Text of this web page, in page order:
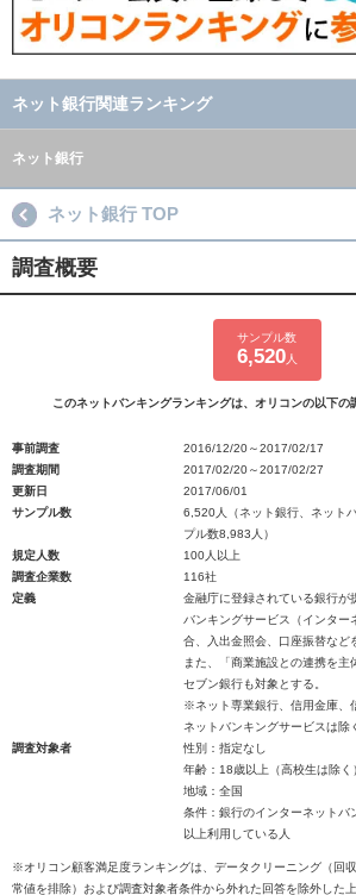
ネット銀行関連ランキング
ネット銀行
ネット銀行 TOP
調査概要
サンプル数
6,520人
このネットバンキングランキングは、オリコンの以下の
事前調査
2016/12/20～2017/02/17
調査期間
2017/02/20～2017/02/27
更新日
2017/06/01
サンプル数
6,520人（ネット銀行、ネット
プル数8,983人）
規定人数
100人以上
調査企業数
116社
定義
金融庁に登録されている銀行が
バンキングサービス（インター
合、入出金照会、口座振替など
また、「商業施設との連携を主
セブン銀行も対象とする。
※ネット専業銀行、信用金庫、
ネットバンキングサービスは除
調査対象者
性別：指定なし
年齢：18歳以上（高校生は除く
地域：全国
条件：銀行のインターネットバ
以上利用している人
※オリコン顧客満足度ランキングは、データクリーニング（回
常値を排除）および調査対象者条件から外れた回答を除外した